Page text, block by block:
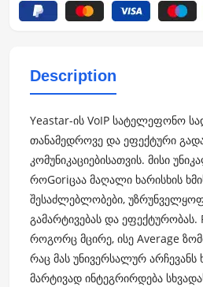
Description
Yeastar-ის VoIP სატელეფონო
თანამედროვე და ეფექტური
კომუნიკაციებისათვის. მისი
როGoriცაა მაღალი ხარისხის
შესაძლებლობები,
გამარტივებას და
როგორც მცირე, ისე Average
რაც მას უნივერსალურ
მარტივად ინტეგრირდება